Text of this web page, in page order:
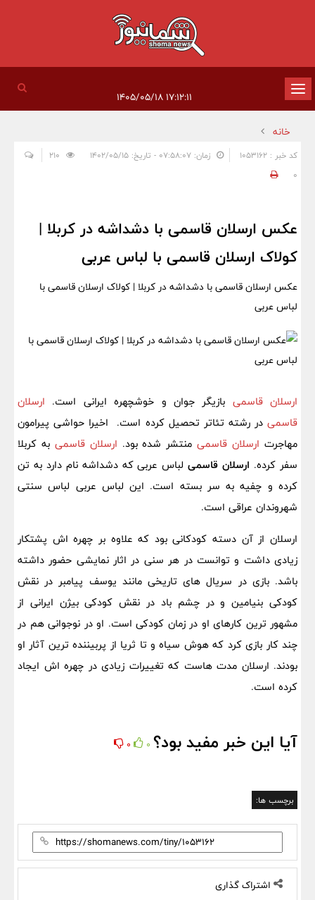
تغییر
وضعیت
ناوبری
خانه
کد خبر : 1053162 زمان: ۰۷:۵۸:۰۷ - تاریخ: ۱۴۰۲/۰۵/۱۵
0
عکس ارسلان قاسمی با دشداشه در کربلا |
کولاک ارسلان قاسمی با لباس عربی
عکس ارسلان قاسمی با دشداشه در کربلا | کولاک ارسلان قاسمی با
لباس عربی
ارسلان قاسمی بازیگر جوان و خوشچهره ایرانی است. ارسلان
قاسمی در رشته تئاتر تحصیل کرده است. اخیرا حواشی پیرامون
مهاجرت ارسلان قاسمیمنتشر شده بود. ارسلان قاسمی به کربلا
سفر کرده. ارسلان قاسمیلباس عربی که دشداشه نام دارد به تن
کرده و چفیه به سر بسته است. این لباس عربی لباس سنتی
شهروندان عراقی است.
ارسلان از آن دسته کودکانی بود که علاوه بر چهره اش پشتکار
زیادی داشت و توانست در هر سنی در اثار نمایشی حضور داشته
باشد. بازی در سریال های تاریخی مانند یوسف پیامبر در نقش
کودکی بنیامین و در چشم باد در نقش کودکی بیژن ایرانی از
مشهور ترین کارهای او در زمان کودکی است. او در نوجوانی هم در
چند کار بازی کرد که هوش سیاه و تا ثریا از پربیننده ترین آثار او
بودند. ارسلان مدت هاست که تغییرات زیادی در چهره اش ایجاد
کرده است.
آیا این خبر مفید بود؟ 0
0
برچسب ها:
اشتراک گذاری